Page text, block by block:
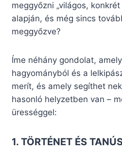
meggyőzni „világos,
alapján, és még sincs
meggyőzve?
Íme néhány gondolat,
hagyományból és a
merít, és amely segíthet
hasonló helyzetben van –
ürességgel:
1. TÖRTÉNET ÉS